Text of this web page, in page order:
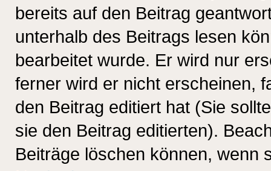
bereits auf den Beitrag
unterhalb des Beitrags lesen
bearbeitet wurde. Er wird nur
ferner wird er nicht erscheinen,
den Beitrag editiert hat (Sie
sie den Beitrag editierten).
Beiträge löschen können, wenn